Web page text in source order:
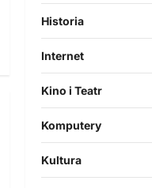
Historia
Internet
Kino i Teatr
Komputery
Kultura